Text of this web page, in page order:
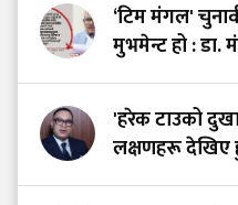
‘टिम मंगल'
मुभमेन्ट हो : डा.
'हरेक टाउको
लक्षणहरू